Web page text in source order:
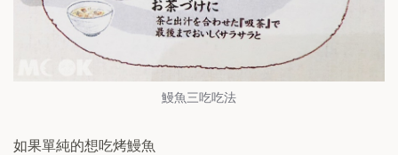
鰻魚三吃吃法
如果單純的想吃烤鰻魚